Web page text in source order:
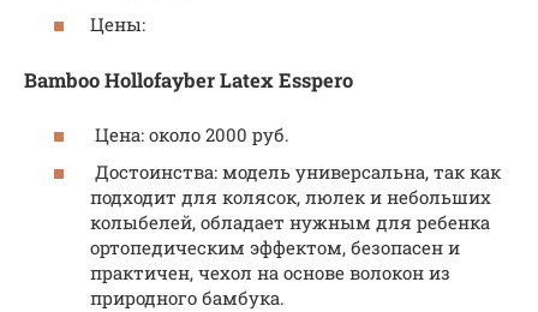
Цены:
Bamboo Hollofayber Latex Esspero
Цена: около 2000 руб.
Достоинства: модель универсальна, так как
подходит для колясок, люлек и небольших
колыбелей, обладает нужным для ребенка
ортопедическим эффектом, безопасен и
практичен, чехол на основе волокон из
природного бамбука.